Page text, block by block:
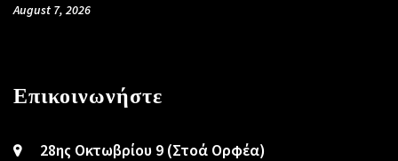
August 7, 2026
Επικοινωνήστε
28ης Οκτωβρίου 9 (Στοά Ορφέα)